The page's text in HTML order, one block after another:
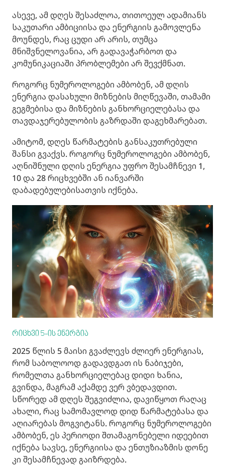
ასევე, ამ დღეს შესაძლოა, თითოეულ ადამიანს
საკუთარი ამბიციისა და ენერგიის გამოვლენა
მოუნდეს, რაც ცუდი არ არის, თუმცა
მნიშვნელოვანია, არ გადავაჭარბოთ და
კომუნიკაციაში პრობლემები არ შევქმნათ.
როგორც ნუმეროლოგები ამბობენ, ამ დღის
ენერგია დასახული მიზნების მიღწევაში, თამამი
გეგმებისა და მიზნების განხორციელებასა და
თავდაჯერებულობის გაზრდაში დაგეხმარებათ.
ამიტომ, დღეს წარმატების განსაკუთრებული
შანსი გვაქვს. როგორც ნუმეროლოგები ამბობენ,
აღნიშნული დღის ენერგია უფრო შესამჩნევი 1,
10 და 28 რიცხვებში ან იანვარში
დაბადებულებისათვის იქნება.
რიცხვი 5-ის ენერგია
2025 წლის 5 მაისი გვაძლევს ძლიერ ენერგიას,
რომ საბოლოოდ გადავდგათ ის ნაბიჯები,
რომელთა განხორციელებაც დიდი ხანია,
გვინდა, მაგრამ აქამდე ვერ ვბედავდით.
სწორედ ამ დღეს შეგვიძლია, დავიწყოთ რაღაც
ახალი, რაც სამომავლოდ დიდ წარმატებასა და
აღიარებას მოგვიტანს. როგორც ნუმეროლოგები
ამბობენ, ეს პერიოდი შთამაგონებელი იდეებით
იქნება სავსე, ენერგიისა და ენთუზიაზმის დონე
კი შესამჩნევად გაიზრდება.